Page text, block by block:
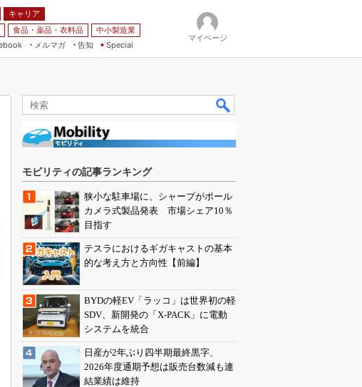
キャリア
食品・薬品・衣料品
中小製造業
メルマガ
告知 Special
マイページ
モビリティの記事ランキング
狭小な駐車場に、シャープがポール
カメラ式製品発表 市場シェア10％
目指す
テスラにおけるギガキャストの基本
的な考え方と方向性【前編】
BYDの軽EV「ラッコ」は世界初の軽
SDV、新開発の「X-PACK」に電動
システムを統合
日産が2年ぶり四半期最終黒字、
2026年度通期予想は販売台数減も連
結業績は維持